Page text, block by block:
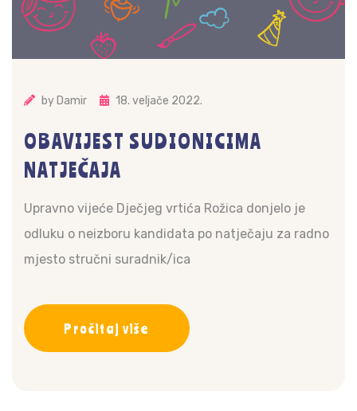
by Damir 18. veljače 2022.
OBAVIJEST SUDIONICIMA
NATJEČAJA
Upravno vijeće Dječjeg vrtića Rožica donjelo je
odluku o neizboru kandidata po natječaju za radno
mjesto stručni suradnik/ica
Pročitaj više